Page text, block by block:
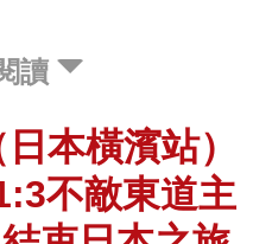
讀
本橫濱站）
不敵東道主